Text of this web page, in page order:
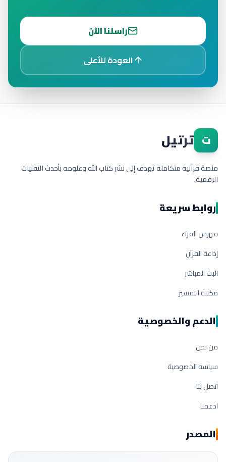
راسلنا الآن
العودة للأعلى
ت ترتيل
منصة قرآنية متكاملة تهدف إلى نشر كتاب الله وعلومه بأحدث التقنيات
الرقمية.
روابط سريعة
فهرس القراء
إذاعة القرآن
البث المباشر
مكتبة التفسير
الدعم والخصوصية
من نحن
سياسة الخصوصية
اتصل بنا
ادعمنا
المصدر